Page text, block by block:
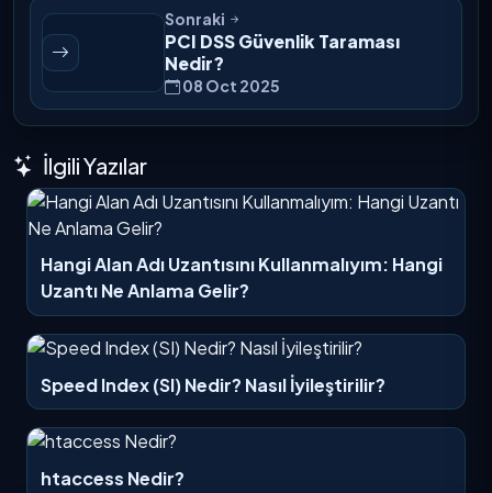
Sonraki
PCI DSS Güvenlik Taraması
Nedir?
08 Oct 2025
İlgili Yazılar
Hangi Alan Adı Uzantısını Kullanmalıyım: Hangi
Uzantı Ne Anlama Gelir?
Speed Index (SI) Nedir? Nasıl İyileştirilir?
htaccess Nedir?